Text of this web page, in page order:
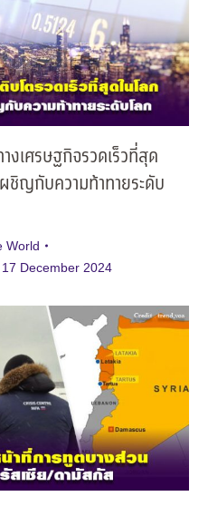
งเศรษฐกิจรวดเร็วที่สุด
ผชิญกับความท้าทายระดับ
World
17 December 2024